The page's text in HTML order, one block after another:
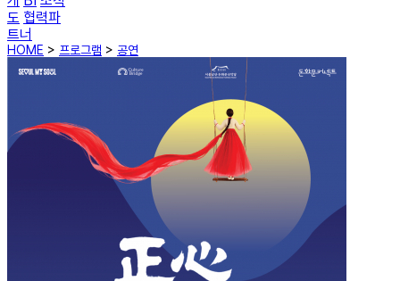
도 협력파
트너
HOME > 프로그램 > 공연